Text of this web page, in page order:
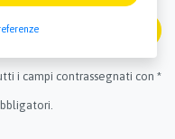
campi contrassegnati con *